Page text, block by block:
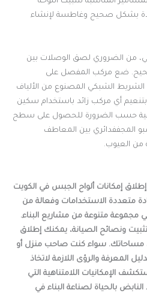
بشكل صحيح وغاطسة لإنشاء
من الضروري لصق الوصلات بين
ضع مركب المفصل على
الشبكي المصنوع من الألياف
أي مركب زائد باستخدام سكين
حسب الضرورة للحصول على سطح
المجففدائري بين المعاطف
من العيوب.
إمكانات ألواح الجبس في الكويت
متعددة الاستخدامات وفعالة من
مجموعة متنوعة من مشاريع البناء.
ونصائح الصيانة، يمكنك إطلاق
مساحاتك. سواء كنت صاحب منزل أو
المعرفة والرؤى اللازمة لاتخاذ
الإمكانيات اللامتناهية التي
بالحياة لصناعة البناء في